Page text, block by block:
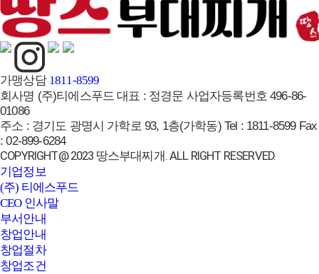
가맹상담 1811-8599
회사명 (주)티에스푸드 대표 : 정경문 사업자등록번호 496-86-
01086
주소 : 경기도 광명시 가학로 93, 1층(가학동) Tel : 1811-8599 Fax
:02-899-6284
COPYRIGHT@ 2023 땅스부대찌개. ALL RIGHT RESERVED.
기업정보
(주) 티에스푸드
CEO 인사말
부서안내
창업안내
창업절차
창업조건